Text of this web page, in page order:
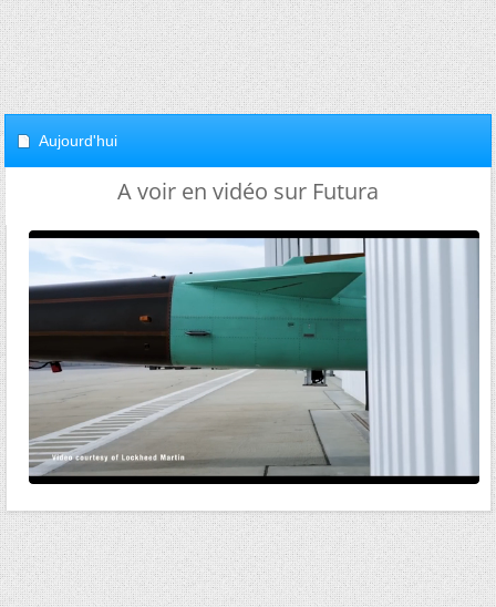
Aujourd'hui
A voir en vidéo sur Futura